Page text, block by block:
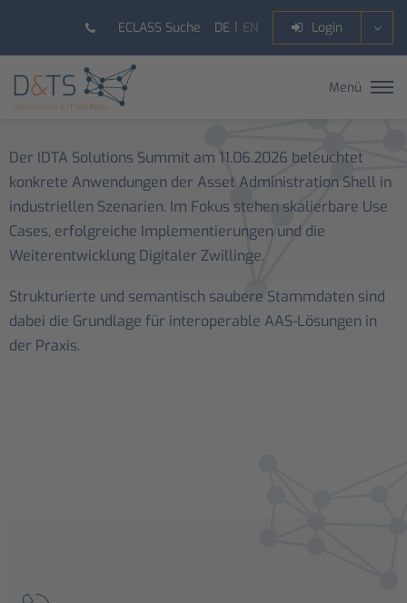
ECLASS Suche DE EN Login
Menü
Der IDTA Solutions Summit am 11.06.2026 beleuchtet
konkrete Anwendungen der Asset Administration Shell in
industriellen Szenarien. Im Fokus stehen skalierbare Use
Cases, erfolgreiche Implementierungen und die
Weiterentwicklung Digitaler Zwillinge.
Strukturierte und semantisch saubere Stammdaten sind
dabei die Grundlage für interoperable AAS-Lösungen in
der Praxis.